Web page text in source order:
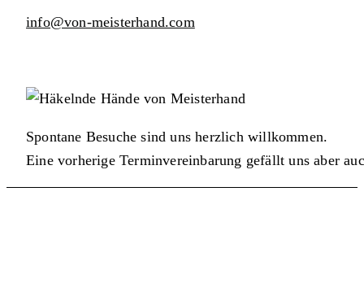
info@von-meisterhand.com
Spontane Besuche sind uns herzlich willkommen.
Eine vorherige Terminvereinbarung gefällt uns aber